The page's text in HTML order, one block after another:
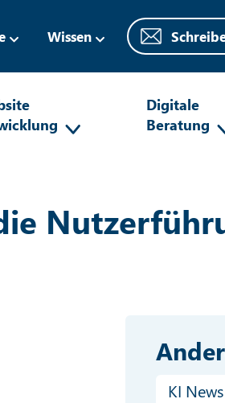
Wissen
Digitale
Beratung
KI News